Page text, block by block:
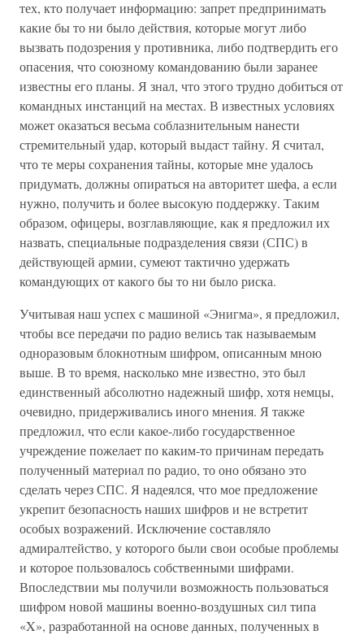
тех, кто получает информацию: запрет предпринимать
какие бы то ни было действия, которые могут либо
вызвать подозрения у противника, либо подтвердить его
опасения, что союзному командованию были заранее
известны его планы. Я знал, что этого трудно добиться от
командных инстанций на местах. В известных условиях
может оказаться весьма соблазнительным нанести
стремительный удар, который выдаст тайну. Я считал,
что те меры сохранения тайны, которые мне удалось
придумать, должны опираться на авторитет шефа, а если
нужно, получить и более высокую поддержку. Таким
образом, офицеры, возглавляющие, как я предложил их
назвать, специальные подразделения связи (СПС) в
действующей армии, сумеют тактично удержать
командующих от какого бы то ни было риска.
Учитывая наш успех с машиной «Энигма», я предложил,
чтобы все передачи по радио велись так называемым
одноразовым блокнотным шифром, описанным мною
выше. В то время, насколько мне известно, это был
единственный абсолютно надежный шифр, хотя немцы,
очевидно, придерживались иного мнения. Я также
предложил, что если какое-либо государственное
учреждение пожелает по каким-то причинам передать
полученный материал по радио, то оно обязано это
сделать через СПС. Я надеялся, что мое предложение
укрепит безопасность наших шифров и не встретит
особых возражений. Исключение составляло
адмиралтейство, у которого были свои особые проблемы
и которое пользовалось собственными шифрами.
Впоследствии мы получили возможность пользоваться
шифром новой машины военно-воздушных сил типа
«X», разработанной на основе данных, полученных в